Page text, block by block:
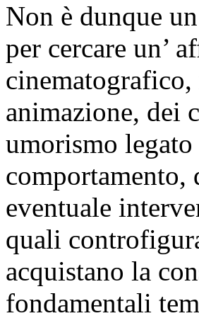
Non è dunque
per cercare un’
animazione, dei
umorismo
comportamento,
eventuale
quali
acquistano la
fondamentali